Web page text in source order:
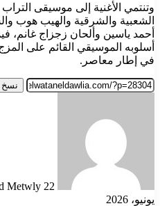
الشعبية والشرقية والهيب هوب
أحمد ياسين وألحان زجزاج غانم،
أسلوبه الموسيقي القائم على المزج
في إطار معاصر.
نسخ
Metwly 22 يونيو، 2026
يونيو، 2026